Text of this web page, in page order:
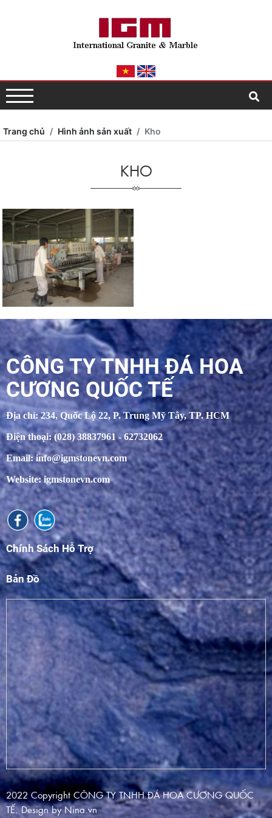
Trang chủ Hình ảnh sản xuất Kho
KHO
CÔNG TY TNHH ĐÁ HOA
CƯƠNG QUỐC TẾ
Địa chỉ: 234, Quốc Lộ 22, P. Trung Mỹ Tây, TP. HCM
Điện thoại: (028) 38837961 - 62732062
Email: info@igmstonevn.com
Website: igmstonevn.com
Chính Sách Hỗ Trợ
Bản Đồ
2022 Copyright CÔNG TY TNHH ĐÁ HOA CƯƠNG QUỐC
TẾ. Design by Nina.vn